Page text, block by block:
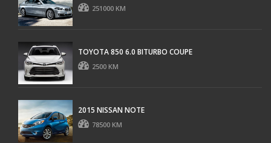
251000 KM
TOYOTA 850 6.0 BITURBO COUPE
2500 KM
2015 NISSAN NOTE
78500 KM